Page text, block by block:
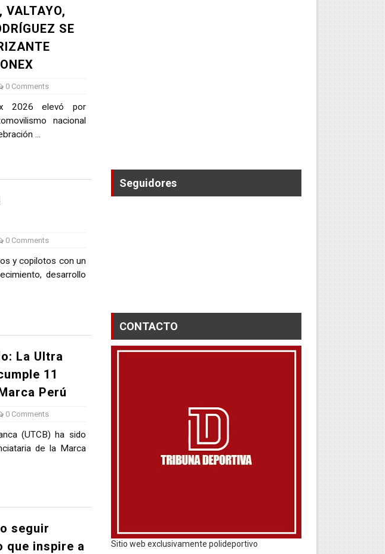
SE IMPONEN EN LA ELECTRIZANTE SEGUNDA FECHA DEL RONEX
11 años y se convierte en Marca Perú
a nuevas generaciones de jóvenes”
VALTAYO,
SE
0 Comments
2026 elevó por
nacional
...
0 Comments
y copilotos con un
desarrollo
La Ultra
11
Perú
0 Comments
(UTCB) ha sido
de la Marca
seguir
que inspire a
Seguidores
CONTACTO
Sitio web exclusivamente polideportivo